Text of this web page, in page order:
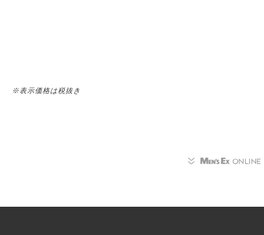
※表示価格は税抜き